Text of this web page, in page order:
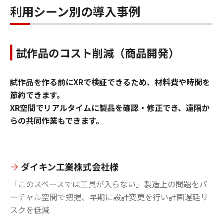
利用シーン別の導入事例
試作品のコスト削減（商品開発）
試作品を作る前にXRで検証できるため、材料費や時間を
節約できます。
XR空間でリアルタイムに製品を確認・修正でき、遠隔か
らの共同作業もできます。
ダイキン工業株式会社様
「このスペースでは工具が入らない」製造上の問題をバ
ーチャル空間で把握、早期に設計変更を行い計画遅延リ
スクを低減